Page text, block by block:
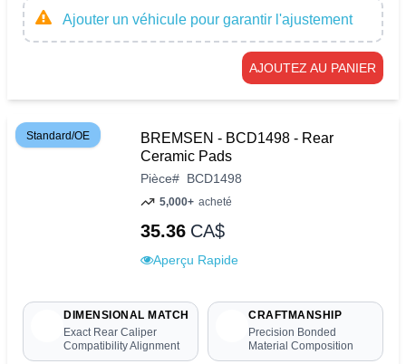
Ajouter un véhicule pour garantir l'ajustement
AJOUTEZ AU PANIER
Standard/OE
BREMSEN - BCD1498 - Rear
Ceramic Pads
Pièce# BCD1498
5,000+ acheté
35.36 CA$
Aperçu Rapide
DIMENSIONAL MATCH
Exact Rear Caliper
Compatibility Alignment
CRAFTMANSHIP
Precision Bonded
Material Composition